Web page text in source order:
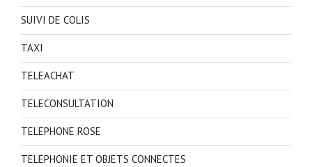
SUIVI DE COLIS
TAXI
TELEACHAT
TELECONSULTATION
TELEPHONE ROSE
TELEPHONIE ET OBJETS CONNECTES